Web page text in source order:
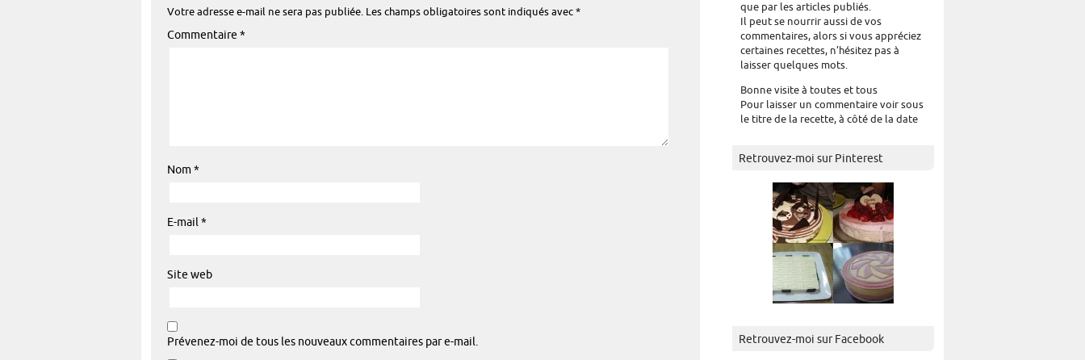
Votre adresse e-mail ne sera pas publiée. Les champs obligatoires sont indiqués avec *
Commentaire *
Nom *
E-mail *
Site web
Prévenez-moi de tous les nouveaux commentaires par e-mail.
que par les articles publiés.
Il peut se nourrir aussi de vos
commentaires, alors si vous appréciez
certaines recettes, n’hésitez pas à
laisser quelques mots.
Bonne visite à toutes et tous
Pour laisser un commentaire voir sous
le titre de la recette, à côté de la date
Retrouvez-moi sur Pinterest
Retrouvez-moi sur Facebook